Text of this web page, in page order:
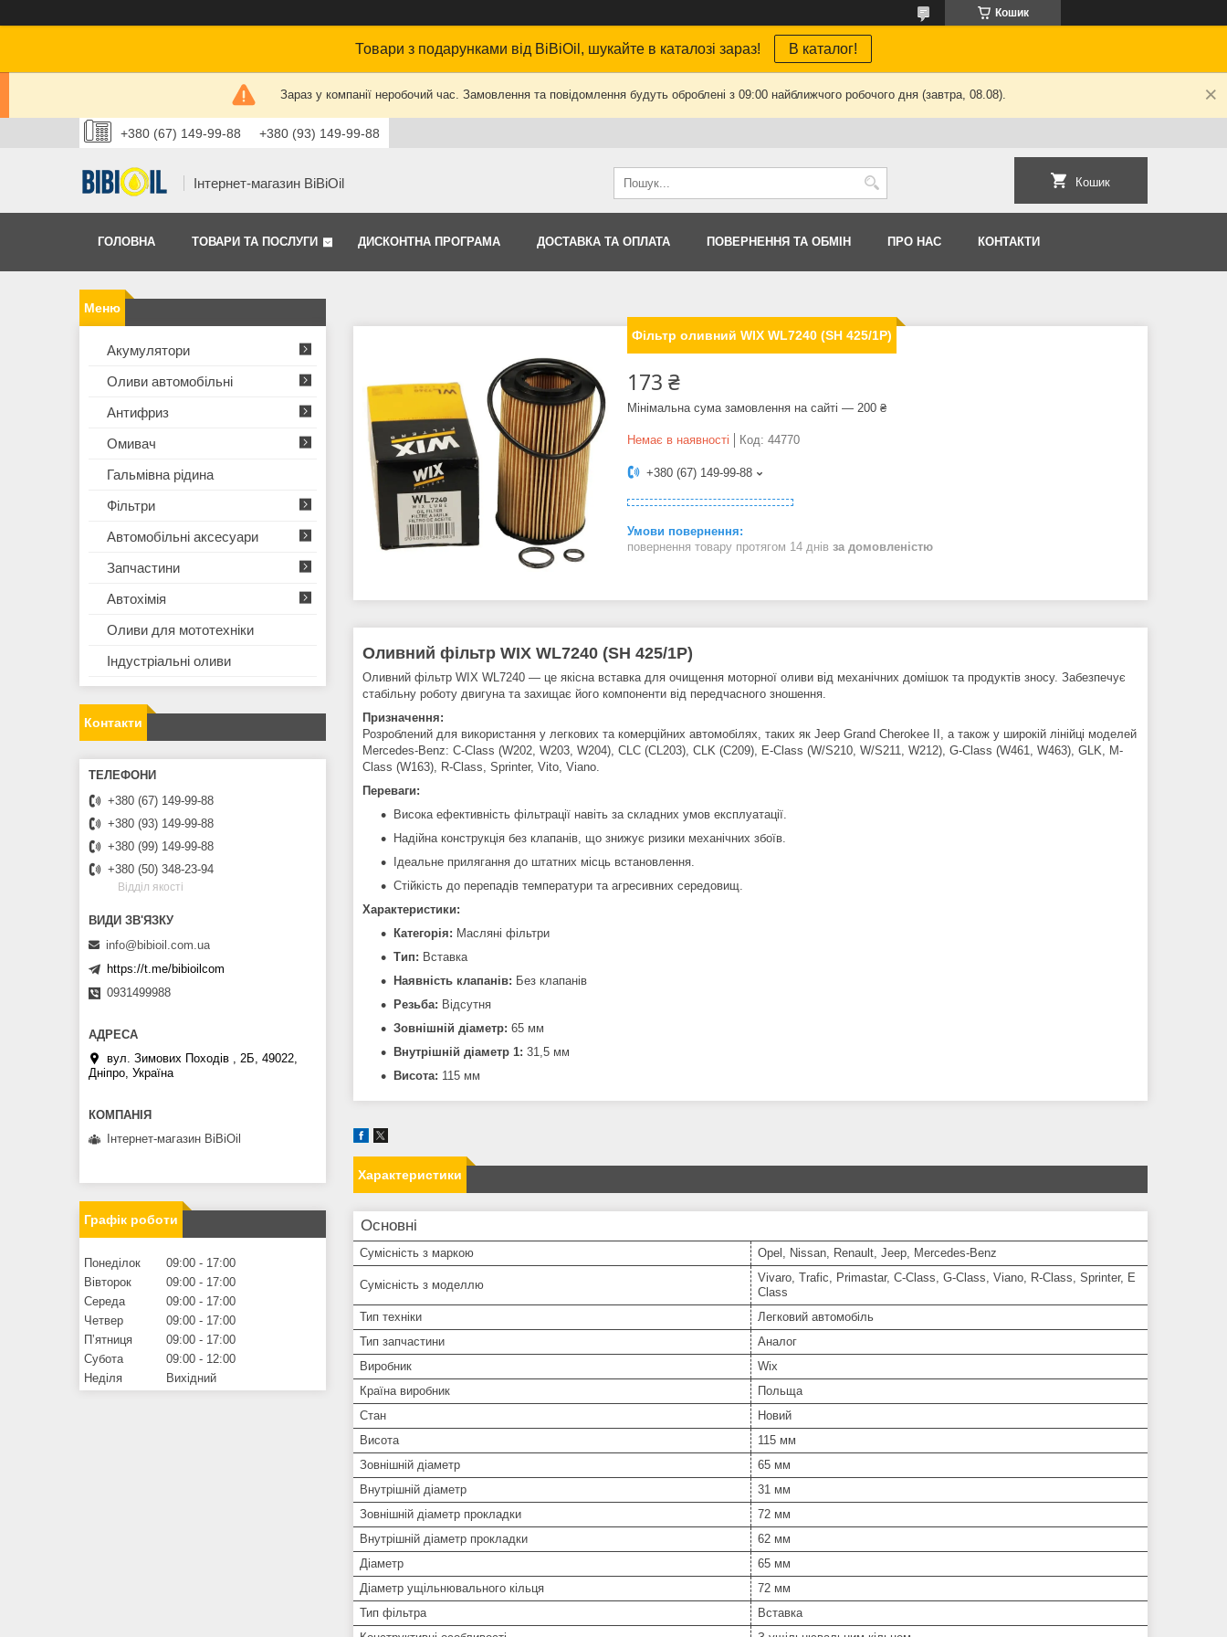
Кошик
Товари з подарунками від BiBiOil, шукайте в каталозі зараз! В каталог!
Зараз у компанії неробочий час. Замовлення та повідомлення будуть оброблені з 09:00 найближчого робочого дня (завтра, 08.08).
+380 (67) 149-99-88 +380 (93) 149-99-88
Інтернет-магазин BiBiOil Кошик
ГОЛОВНА ТОВАРИ ТА ПОСЛУГИ ДИСКОНТНА ПРОГРАМА ДОСТАВКА ТА ОПЛАТА ПОВЕРНЕННЯ ТА ОБМIН ПРО НАС КОНТАКТИ
Фільтр оливний WIX WL7240 (SH 425/1P)
173 ₴
Мінімальна сума замовлення на сайті — 200 ₴
Немає в наявності Код: 44770
+380 (67) 149-99-88
повернення товару протягом 14 днів за домовленістю
Оливний фільтр WIX WL7240 (SH 425/1P)
Оливний фільтр WIX WL7240 — це якісна вставка для очищення моторної оливи від механічних домішок та продуктів зносу. Забезпечує
стабільну роботу двигуна та захищає його компоненти від передчасного зношення.
Призначення:
Розроблений для використання у легкових та комерційних автомобілях, таких як Jeep Grand Cherokee II, а також у широкій лінійці моделей
Mercedes-Benz: C-Class (W202, W203, W204), CLC (CL203), CLK (C209), E-Class (W/S210, W/S211, W212), G-Class (W461, W463), GLK, M-
Class (W163), R-Class, Sprinter, Vito, Viano.
Переваги:
Висока ефективність фільтрації навіть за складних умов експлуатації.
Надійна конструкція без клапанів, що знижує ризики механічних збоїв.
Ідеальне прилягання до штатних місць встановлення.
Стійкість до перепадів температури та агресивних середовищ.
Характеристики:
Категорія: Масляні фільтри
Тип: Вставка
Наявність клапанів: Без клапанів
Резьба: Відсутня
Зовнішній діаметр: 65 мм
Внутрішній діаметр 1: 31,5 мм
Висота: 115 мм
Характеристики
Основні
Сумісність з маркою Opel, Nissan, Renault, Jeep, Mercedes-Benz
Сумісність з моделлю
Vivaro, Trafic, Primastar, C-Class, G-Class, Viano, R-Class, Sprinter, E
Class
Тип техніки
Легковий автомобіль
Тип запчастини
Аналог
Виробник
Wix
Країна виробник
Польща
Стан
Новий
Висота
115 мм
Зовнішній діаметр
65 мм
Внутрішній діаметр
31 мм
Зовнішній діаметр прокладки
72 мм
Внутрішній діаметр прокладки
62 мм
Діаметр
65 мм
Діаметр ущільнювального кільця
72 мм
Тип фільтра
Вставка
Акумулятори
Оливи автомобільні
Антифриз
Омивач
Гальмівна рідина
Фільтри
Автомобільні аксесуари
Запчастини
Автохімія
Оливи для мототехнiки
Iндустрiальнi оливи
Контакти
+380 (67) 149-99-88
+380 (93) 149-99-88
+380 (99) 149-99-88
+380 (50) 348-23-94
Вiддiл якостi
info@bibioil.com.ua
https://t.me/bibioilcom
0931499988
вул. Зимових Походiв , 2Б, 49022,
Дніпро, Україна
Інтернет-магазин BiBiOil
Графік роботи
Понеділок 09:00
17:00
Вівторок
09:00
17:00
Середа
09:00
17:00
Четвер
09:00
17:00
Пʼятниця
09:00
17:00
Субота
09:00
12:00
Неділя
Вихідний